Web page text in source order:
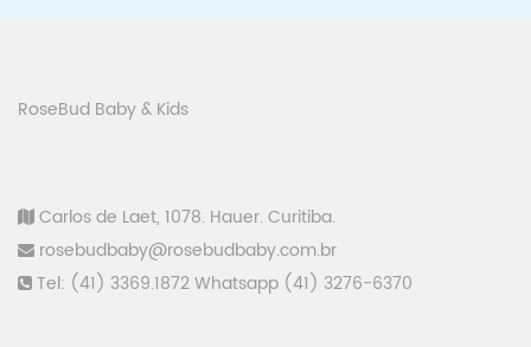
RoseBud Baby & Kids
Carlos de Laet, 1078. Hauer. Curitiba.
rosebudbaby@rosebudbaby.com.br
Tel: (41) 3369.1872 Whatsapp (41) 3276-6370